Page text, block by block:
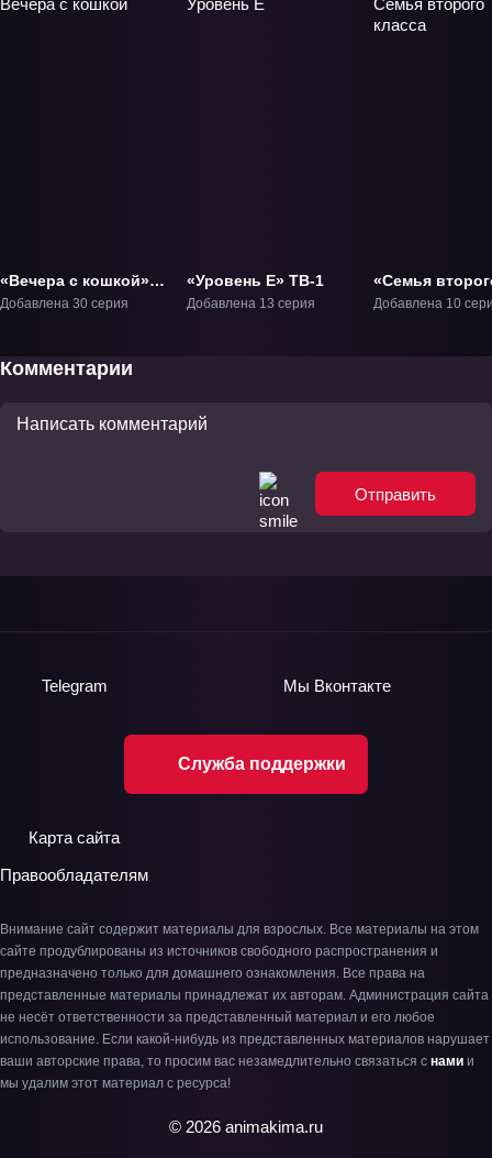
«Вечера с кошкой»
ТВ-1
Добавлена 30 серия
«Уровень Е» ТВ-1
Добавлена 13 серия
«Семья
класса» ТВ-1
Добавлена 10
Комментарии
Отправить
Служба поддержки
Telegram Мы Вконтакте
Карта сайта
Правообладателям
Внимание сайт содержит материалы для взрослых. Все материалы на этом
сайте продублированы из источников свободного распространения и
предназначено только для домашнего ознакомления. Все права на
представленные материалы принадлежат их авторам. Администрация сайта
не несёт ответственности за представленный материал и его любое
использование. Если какой-нибудь из представленных материалов нарушает
ваши авторские права, то просим вас незамедлительно связаться с нами и
мы удалим этот материал с ресурса!
© 2026 animakima.ru